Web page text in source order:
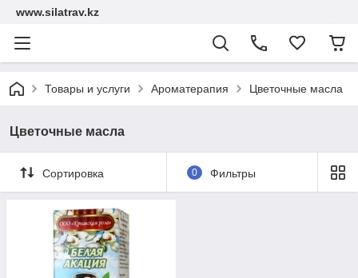
www.silatrav.kz
Товары и услуги Ароматерапия Цветочные масла
Цветочные масла
Сортировка 0 Фильтры